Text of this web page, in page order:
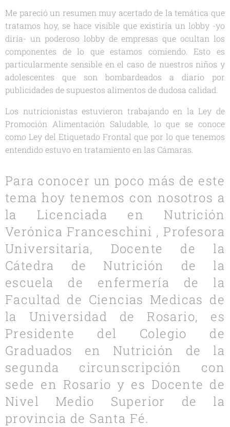
Me pareció un resumen muy acertado de la temática que
tratamos hoy, se hace visible que existiría un lobby -yo
diría- un poderoso lobby de empresas que ocultan los
componentes de lo que estamos comiendo. Esto es
particularmente sensible en el caso de nuestros niños y
adolescentes que son bombardeados a diario por
publicidades de supuestos alimentos de dudosa calidad.
Los nutricionistas estuvieron trabajando en la Ley de
Promoción Alimentación Saludable, lo que se conoce
como Ley del Etiquetado Frontal que por lo que tenemos
entendido estuvo en tratamiento en las Cámaras.
Para conocer un poco más de este
tema hoy tenemos con nosotros a
la Licenciada en Nutrición
Verónica Franceschini , Profesora
Universitaria, Docente de la
Cátedra de Nutrición de la
escuela de enfermería de la
Facultad de Ciencias Medicas de
la Universidad de Rosario, es
Presidente del Colegio de
Graduados en Nutrición de la
segunda circunscripción con
sede en Rosario y es Docente de
Nivel Medio Superior de la
provincia de Santa Fé.